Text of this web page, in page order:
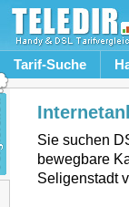
Tarif-Suche
Sie suchen
bewegbare
Seligenstadt